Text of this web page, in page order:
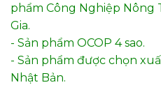
phẩm Công Nghiệp Nông
Gia.
- Sản phẩm OCOP 4 sao.
- Sản phẩm được chọn
Nhật Bản.